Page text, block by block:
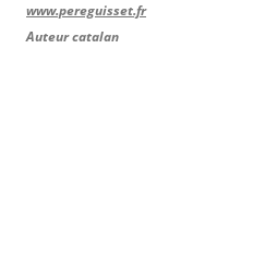
www.pereguisset.fr
Auteur catalan